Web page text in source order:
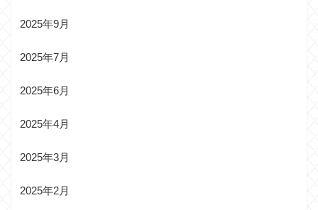
2025年9月
2025年7月
2025年6月
2025年4月
2025年3月
2025年2月